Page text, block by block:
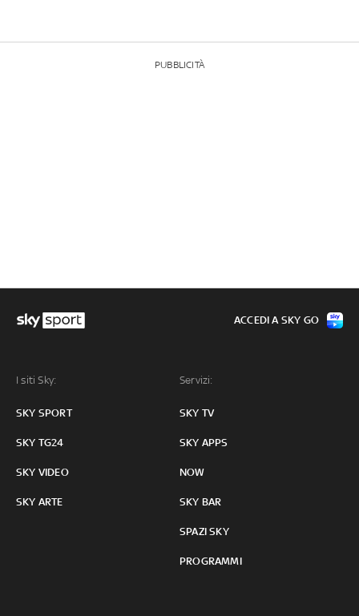
PUBBLICITÀ
I siti Sky:
SKY SPORT
SKY TG24
SKY VIDEO
SKY ARTE
Servizi:
SKY TV
SKY APPS
NOW
SKY BAR
SPAZI SKY
PROGRAMMI
ACCEDI A SKY GO